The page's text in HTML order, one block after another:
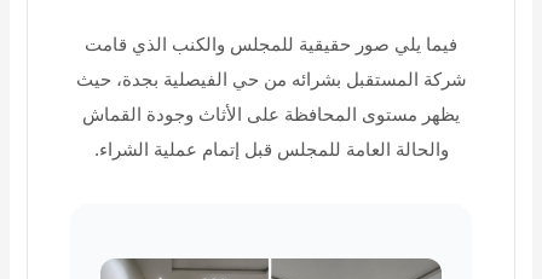
فيما يلي صور حقيقية للمجلس والكنب الذي قامت
شركة المستقبل بشرائه من حي الفيصلية بجدة، حيث
يظهر مستوى المحافظة على الأثاث وجودة القماش
والحالة العامة للمجلس قبل إتمام عملية الشراء.